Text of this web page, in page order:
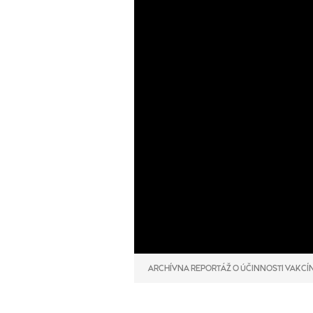
ARCHÍVNA REPORTÁŽ O ÚČINNOSTI